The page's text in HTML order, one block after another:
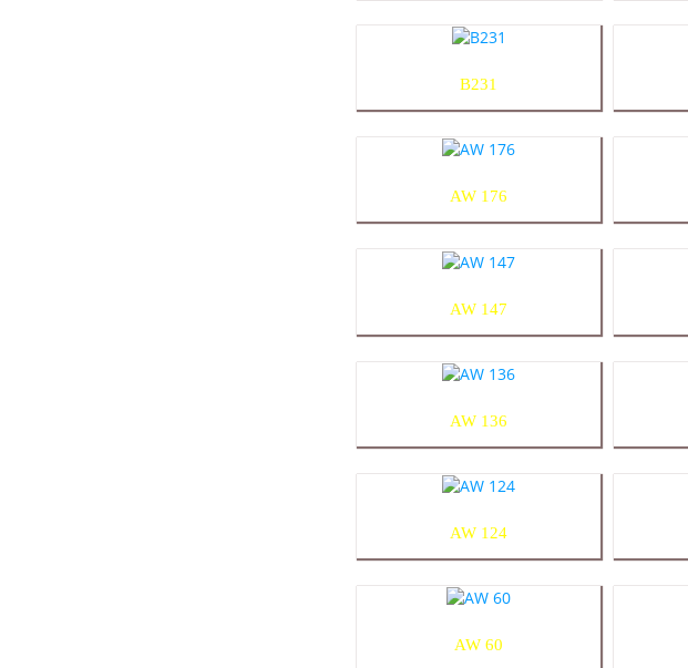
B231
AW 176
AW 147
AW 136
AW 124
AW 60